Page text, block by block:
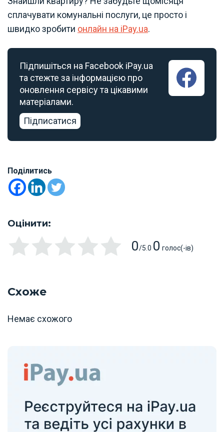
сплачувати комунальні послуги, це просто і
швидко зробити онлайн на iPay.ua.
Підпишіться на Facebook iPay.ua
та стежте за інформацією про
оновлення сервісу та цікавими
матеріалами.
Підписатися
Поділитись
Оцінити:
0/5.0 0 голос(-ів)
Схоже
Немає схожого